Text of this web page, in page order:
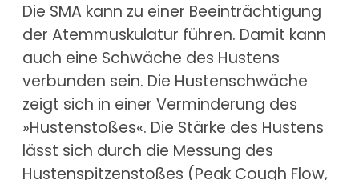
Die SMA kann zu einer Beeinträchtigung
der Atemmuskulatur führen. Damit kann
auch eine Schwäche des Hustens
verbunden sein. Die Hustenschwäche
zeigt sich in einer Verminderung des
»Hustenstoßes«. Die Stärke des Hustens
lässt sich durch die Messung des
Hustenspitzenstoßes (Peak Cough Flow,